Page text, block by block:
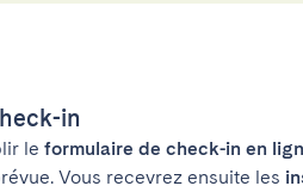
in
le formulaire de check-in en
Vous recevrez ensuite les